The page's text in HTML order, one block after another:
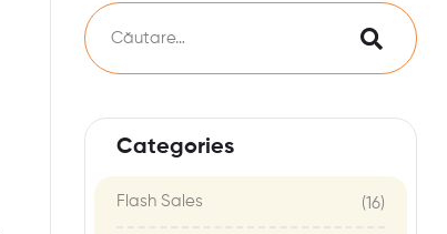
Categories
Flash Sales (16)